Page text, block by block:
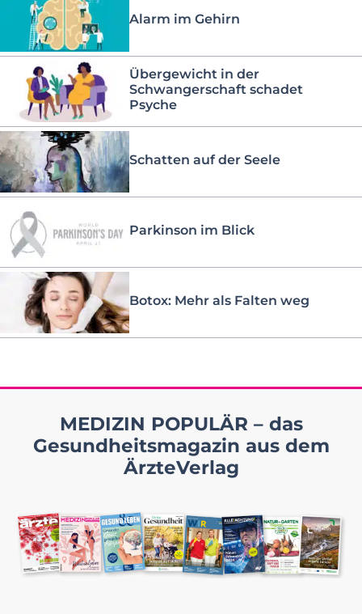
Alarm im Gehirn
Übergewicht in der
Schwangerschaft schadet
Psyche
Schatten auf der Seele
Parkinson im Blick
Botox: Mehr als Falten weg
MEDIZIN POPULÄR – das
Gesundheitsmagazin aus dem
ÄrzteVerlag